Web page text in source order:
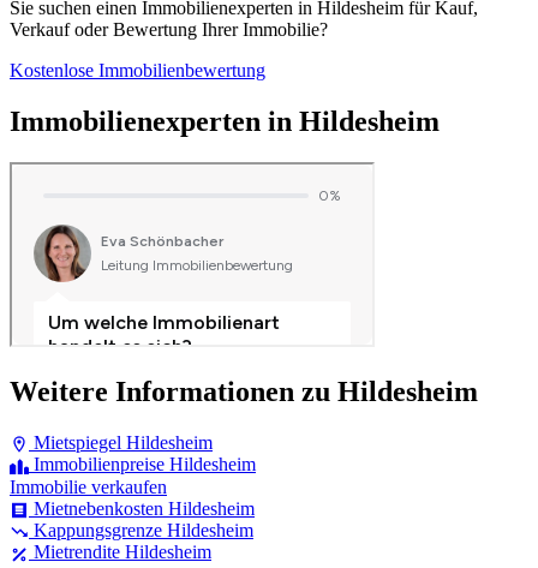
Sie suchen einen Immobilienexperten in Hildesheim für Kauf,
Verkauf oder Bewertung Ihrer Immobilie?
Kostenlose Immobilienbewertung
Immobilienexperten in Hildesheim
Weitere Informationen zu Hildesheim
Mietspiegel Hildesheim
Immobilienpreise Hildesheim
Immobilie verkaufen
Mietnebenkosten Hildesheim
Kappungsgrenze Hildesheim
Mietrendite Hildesheim